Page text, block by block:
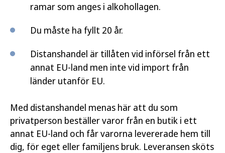
ramar som anges i alkohollagen.
Du måste ha fyllt 20 år.
Distanshandel är tillåten vid införsel från ett
annat EU-land men inte vid import från
länder utanför EU.
Med distanshandel menas här att du som
privatperson beställer varor från en butik i ett
annat EU-land och får varorna levererade hem till
dig, för eget eller familjens bruk. Leveransen sköts